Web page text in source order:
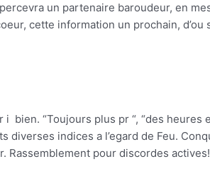
un partenaire baroudeur, en
cette information un prochain, d’ou
bien. “Toujours plus pr “, “des heures
indices a l’egard de Feu.
Rassemblement pour discordes actives!